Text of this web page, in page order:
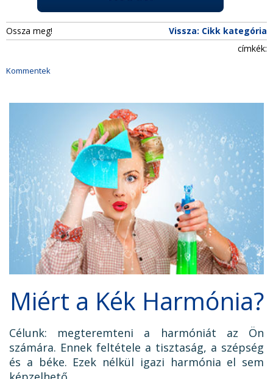
Ossza meg!
Vissza: Cikk kategória
címkék:
Kommentek
Miért a Kék Harmónia?
Célunk: megteremteni a harmóniát az Ön
számára. Ennek feltétele a tisztaság, a szépség
és a béke. Ezek nélkül igazi harmónia el sem